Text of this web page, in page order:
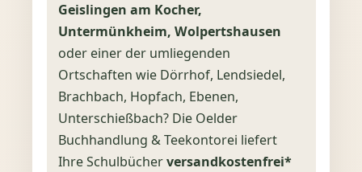
Geislingen am Kocher,
Untermünkheim, Wolpertshausen
oder einer der umliegenden
Ortschaften wie Dörrhof, Lendsiedel,
Brachbach, Hopfach, Ebenen,
Unterschießbach? Die Oelder
Buchhandlung & Teekontorei liefert
Ihre Schulbücherversandkostenfrei*